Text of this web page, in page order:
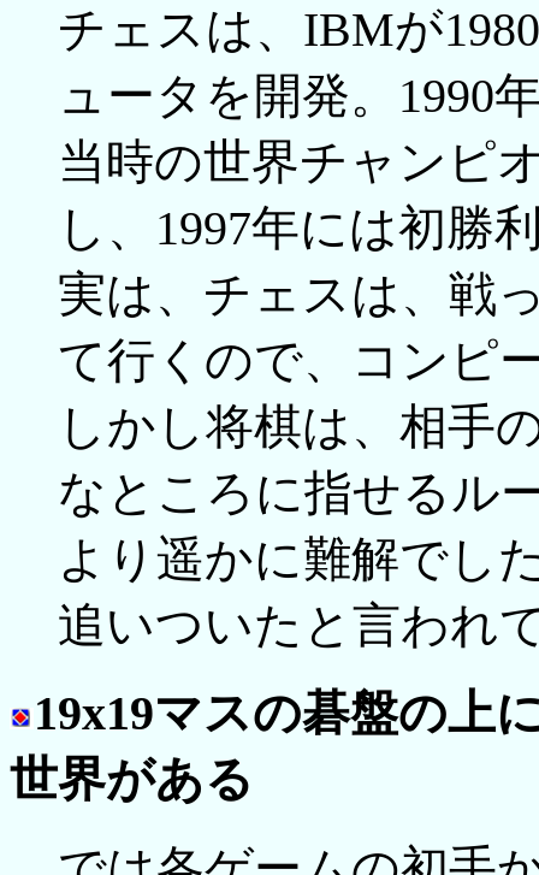
チェスは、IBMが
ュータを開発。1990
当時の世界チャンピ
し、1997年には初勝
実は、チェスは、戦
て行くので、コンピ
しかし将棋は、相手
なところに指せるル
より遥かに難解でし
追いついたと言われ
19x19マスの碁盤の上
世界がある